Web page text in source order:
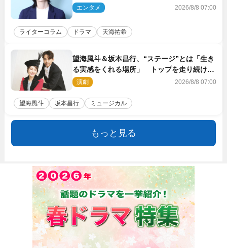
エンタメ 2026/8/8 07:00
ライターコラム ドラマ 天海祐希
望海風斗＆坂本昌行、“ステージ”とは「生き
る実感をくれる場所」 トップを走り続ける
原動力を語る
演劇 2026/8/8 07:00
望海風斗 坂本昌行 ミュージカル
もっと見る